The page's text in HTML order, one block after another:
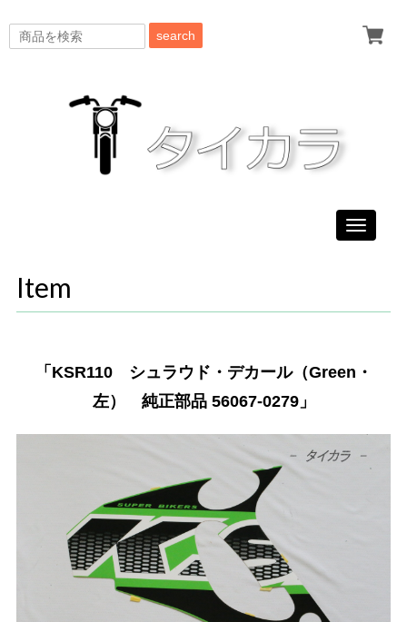
search
Toggle
Item
「KSR110 シュラウド・デカール（Green・
左） 純正部品 56067-0279」